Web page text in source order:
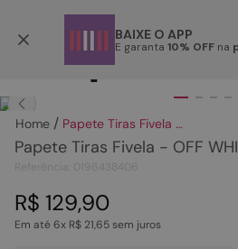
BAIXE O APP
E garanta 10% OFF na
Papete Tiras Fivela - OFF WHITE
Papete Tiras Fivela - OFF
R$ 129,90
Em até6x R$ 21,65sem juros
1º
2º
tenis
4º
sandalia
5º
rasteira